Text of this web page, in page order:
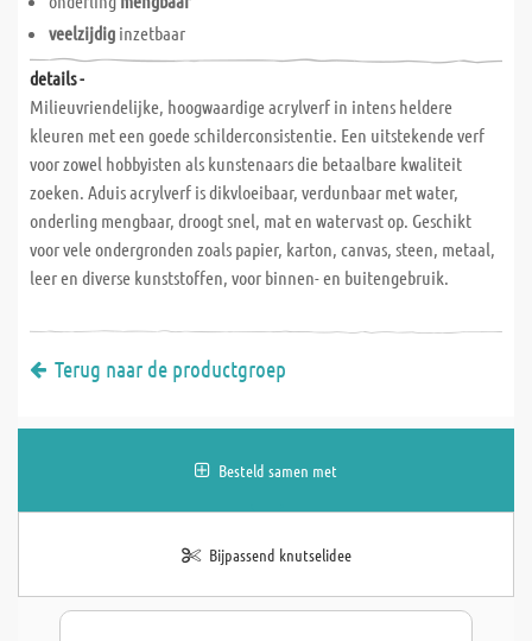
veelzijdig inzetbaar
details -
Milieuvriendelijke, hoogwaardige acrylverf in intens heldere
kleuren met een goede schilderconsistentie. Een uitstekende verf
voor zowel hobbyisten als kunstenaars die betaalbare kwaliteit
zoeken. Aduis acrylverf is dikvloeibaar, verdunbaar met water,
onderling mengbaar, droogt snel, mat en watervast op. Geschikt
voor vele ondergronden zoals papier, karton, canvas, steen, metaal,
leer en diverse kunststoffen, voor binnen- en buitengebruik.
Terug naar de productgroep
Besteld samen met
Bijpassend knutselidee